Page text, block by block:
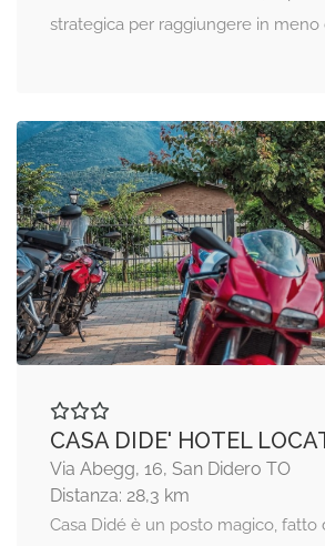
strategica per raggiungere in meno
CASA DIDE' HOTEL
Via Abegg, 16, San Didero TO
Distanza: 28,3 km
Casa Didé è un posto magico, fatto